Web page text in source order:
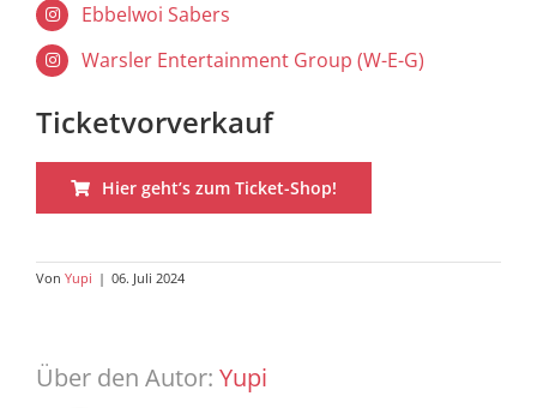
Ebbelwoi Sabers
Warsler Entertainment Group (W-E-G)
Ticketvorverkauf
Hier geht’s zum Ticket-Shop!
Von Yupi | 06. Juli 2024
Über den Autor: Yupi